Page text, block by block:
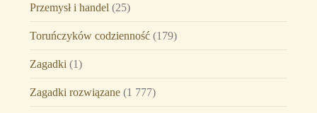
Przemysł i handel (25)
Toruńczyków codzienność(179)
Zagadki (1)
Zagadki rozwiązane(1 777)